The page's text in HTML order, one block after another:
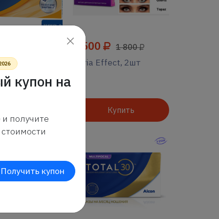
OPTIX
AQUA,
1 500 1 800
Adria Effect, 2шт
Купить
купон на
получите
стоимости
Получить купон